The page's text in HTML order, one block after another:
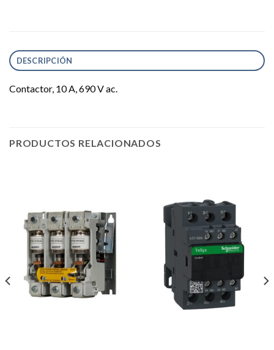
DESCRIPCIÓN
Contactor, 10 A, 690 V ac.
PRODUCTOS RELACIONADOS